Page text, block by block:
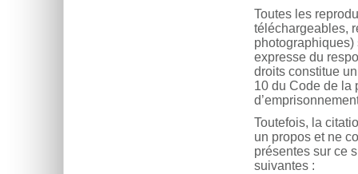
Toutes les
téléchargeables,
expresse du
droits constitue
10 du Code de la
Toutefois, la
un propos et ne
présentes sur ce
suivantes :